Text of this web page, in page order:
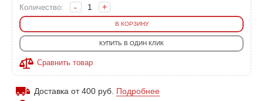
Количество: - +
В КОРЗИНУ
КУПИТЬ В ОДИН КЛИК
Сравнить товар
Доставка от 400 руб. Подробнее